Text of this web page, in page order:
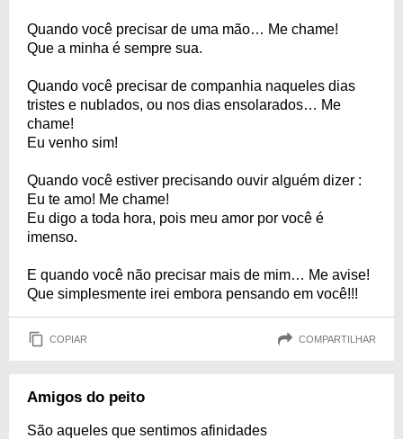
Quando você precisar de uma mão… Me chame!
Que a minha é sempre sua.
Quando você precisar de companhia naqueles dias
tristes e nublados, ou nos dias ensolarados… Me
chame!
Eu venho sim!
Quando você estiver precisando ouvir alguém dizer :
Eu te amo! Me chame!
Eu digo a toda hora, pois meu amor por você é
imenso.
E quando você não precisar mais de mim… Me avise!
Que simplesmente irei embora pensando em você!!!
COPIAR COMPARTILHAR
Amigos do peito
São aqueles que sentimos afinidades